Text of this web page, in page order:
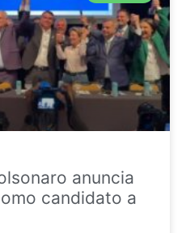
anuncia
candidato a